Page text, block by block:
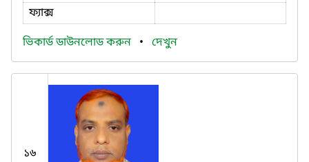
ফ্যাক্স
ভিকার্ড ডাউনলোড করুন • দেখুন
১৬